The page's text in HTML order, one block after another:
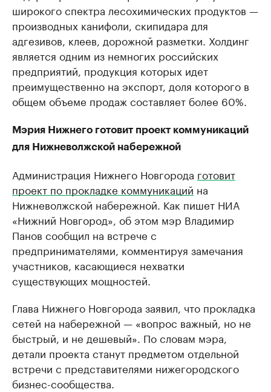
широкого спектра лесохимических продуктов —
производных канифоли, скипидара для
адгезивов, клеев, дорожной разметки. Холдинг
является одним из немногих российских
предприятий, продукция которых идет
преимущественно на экспорт, доля которого в
общем объеме продаж составляет более 60%.
Мэрия Нижнего готовит проект коммуникаций
для Нижневолжской набережной
Администрация Нижнего Новгорода готовит
проект по прокладке коммуникаций на
Нижневолжской набережной. Как пишет НИА
«Нижний Новгород», об этом мэр Владимир
Панов сообщил на встрече с
предпринимателями, комментируя замечания
участников, касающиеся нехватки
существующих мощностей.
Глава Нижнего Новгорода заявил, что прокладка
сетей на набережной — «вопрос важный, но не
быстрый, и не дешевый». По словам мэра,
детали проекта станут предметом отдельной
встречи с представителями нижегородского
бизнес-сообщества.